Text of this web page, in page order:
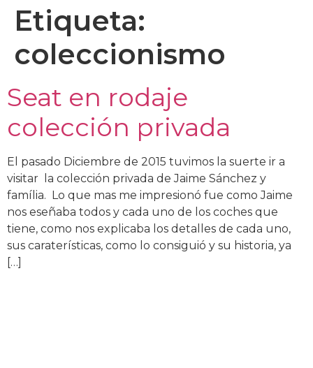
Etiqueta:
coleccionismo
Seat en rodaje
colección privada
El pasado Diciembre de 2015 tuvimos la suerte ir a
visitar la colección privada de Jaime Sánchez y
família. Lo que mas me impresionó fue como Jaime
nos eseñaba todos y cada uno de los coches que
tiene, como nos explicaba los detalles de cada uno,
sus caraterísticas, como lo consiguió y su historia, ya
[…]